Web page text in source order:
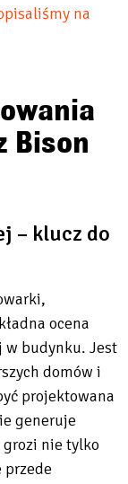
na
Bison
– klucz do
ocena
budynku. Jest
domów i
projektowana
generuje
grozi nie tylko
przede